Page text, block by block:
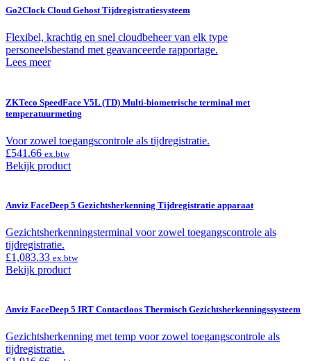
Go2Clock Cloud Gehost Tijdregistratiesysteem
Flexibel, krachtig en snel cloudbeheer van elk type
personeelsbestand met geavanceerde rapportage.
Lees meer
ZKTeco SpeedFace V5L (TD) Multi-biometrische terminal met
temperatuurmeting
Voor zowel toegangscontrole als tijdregistratie.
£541.66 ex.btw
Bekijk product
Anviz FaceDeep 5 Gezichtsherkenning Tijdregistratie apparaat
Gezichtsherkenningsterminal voor zowel toegangscontrole als
tijdregistratie.
£1,083.33 ex.btw
Bekijk product
Anviz FaceDeep 5 IRT Contactloos Thermisch Gezichtsherkenningssysteem
Gezichtsherkenning met temp voor zowel toegangscontrole als
tijdregistratie.